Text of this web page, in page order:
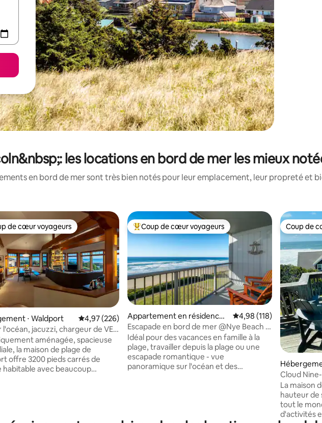
les locations en bord de mer les mieux
en bord de mer sont très bien notés pour leur emplacement, leur propreté et
la base de 405 commentaires : 4,93 sur 5
de cœur voyageurs les plus appréciés
de cœur voyageurs
⋅ Waldport Évaluation moyenne sur la base de 226 commentaires : 4,97 sur 5
4,97 (226)
l'océan, jacuzzi, chargeur de VE,
CHIENS !aménagée, spacieuse
la maison de plage de
offre 3200 pieds carrés de
habitable avec beaucoup
Coups de cœur voyageurs les plus appréciés
Coup de cœur voyageurs
Appartement en résidence ⋅
Newport
Évaluation moyenne sur
4,98 (118)
Escapade en bord de mer @Nye Beach -
À pied des restaurants/magasins
Idéal pour des vacances en famille à la
plage, travailler depuis la plage ou une
escapade romantique - vue
panoramique sur l'océan et des
Coup de
Coup de
Cloud
vue sur
La maison
hauteur de
tout le
d'activités